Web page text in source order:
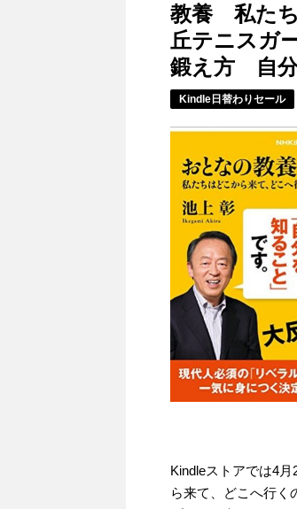
教養 私たち
丘テニスガ
鍛え方 自
Kindle日替わりセール
Kindleストアでは4
ら来て、どこへ行